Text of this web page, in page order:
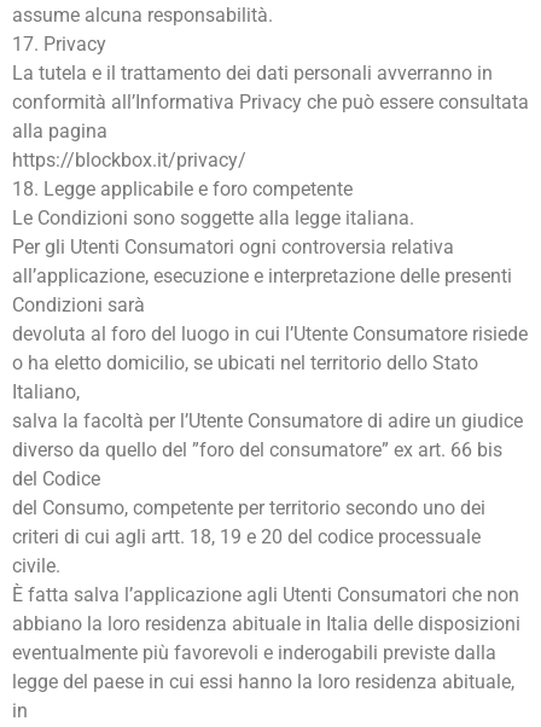
assume alcuna responsabilità.
17. Privacy
La tutela e il trattamento dei dati personali avverranno in
conformità all’Informativa Privacy che può essere consultata
alla pagina
https://blockbox.it/privacy/
18. Legge applicabile e foro competente
Le Condizioni sono soggette alla legge italiana.
Per gli Utenti Consumatori ogni controversia relativa
all’applicazione, esecuzione e interpretazione delle presenti
Condizioni sarà
devoluta al foro del luogo in cui l’Utente Consumatore risiede
o ha eletto domicilio, se ubicati nel territorio dello Stato
Italiano,
salva la facoltà per l’Utente Consumatore di adire un giudice
diverso da quello del ”foro del consumatore” ex art. 66 bis
del Codice
del Consumo, competente per territorio secondo uno dei
criteri di cui agli artt. 18, 19 e 20 del codice processuale
civile.
È fatta salva l’applicazione agli Utenti Consumatori che non
abbiano la loro residenza abituale in Italia delle disposizioni
eventualmente più favorevoli e inderogabili previste dalla
legge del paese in cui essi hanno la loro residenza abituale,
in